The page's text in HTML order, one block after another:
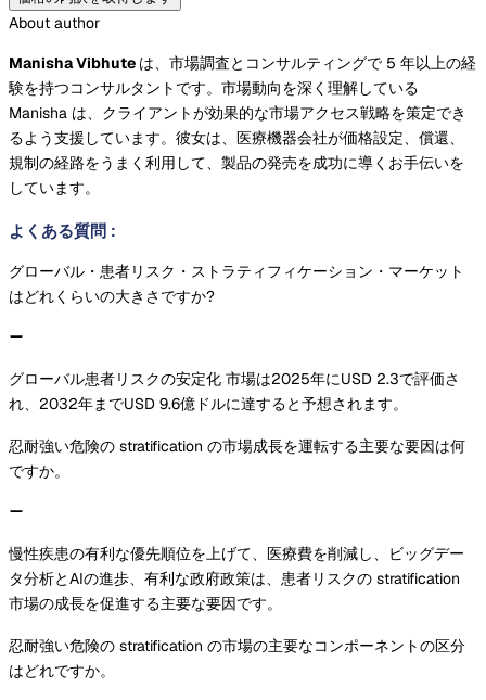
About author
Manisha Vibhute は、市場調査とコンサルティングで 5 年以上の経
験を持つコンサルタントです。市場動向を深く理解している
Manisha は、クライアントが効果的な市場アクセス戦略を策定でき
るよう支援しています。彼女は、医療機器会社が価格設定、償還、
規制の経路をうまく利用して、製品の発売を成功に導くお手伝いを
しています。
よくある質問 :
グローバル・患者リスク・ストラティフィケーション・マーケット
はどれくらいの大きさですか?
グローバル患者リスクの安定化 市場は2025年にUSD 2.3で評価さ
れ、2032年までUSD 9.6億ドルに達すると予想されます。
忍耐強い危険の stratification の市場成長を運転する主要な要因は何
ですか。
慢性疾患の有利な優先順位を上げて、医療費を削減し、ビッグデー
タ分析とAIの進歩、有利な政府政策は、患者リスクの stratification
市場の成長を促進する主要な要因です。
忍耐強い危険の stratification の市場の主要なコンポーネントの区分
はどれですか。